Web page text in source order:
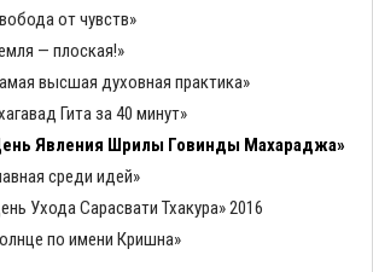
от чувств»
— плоская!»
высшая духовная практика»
Гита за 40 минут»
Явления Шрилы Говинды Махараджа»
среди идей»
Ухода Сарасвати Тхакура» 2016
по имени Кришна»